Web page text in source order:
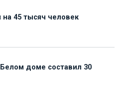
45 тысяч человек
доме составил 30